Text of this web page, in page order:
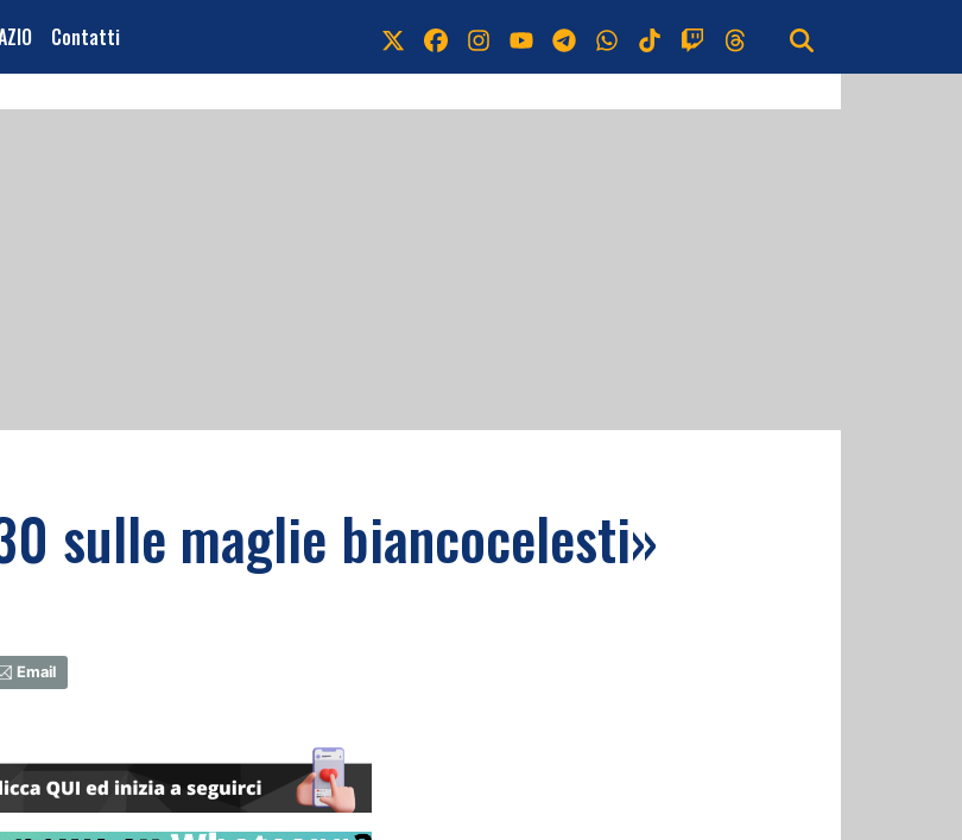
Contatti
sulle maglie biancocelesti»
Email